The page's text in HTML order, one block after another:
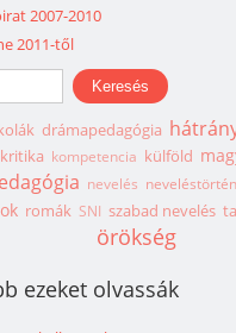
2007-2010
2011-től
drámapedagógia
kompetencia külföld
nevelés
romák SNI szabad nevelés
örökség
ezeket olvassák